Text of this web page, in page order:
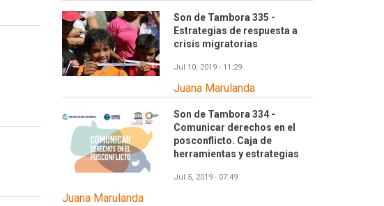
Son de Tambora 335 -
Estrategias de respuesta a
crisis migratorias
Jul 10, 2019 - 11:29
Juana Marulanda
Son de Tambora 334 -
Comunicar derechos en el
posconflicto. Caja de
herramientas y estrategias
Jul 5, 2019 - 07:49
Juana Marulanda